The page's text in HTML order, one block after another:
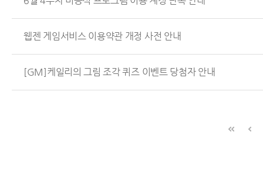
웹젠 게임서비스 이용약관 개정 사전 안내
[GM]케일리의 그림 조각 퀴즈 이벤트 당첨자 안내